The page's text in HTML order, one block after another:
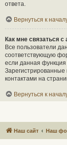
ответа.
Вернуться к
Как мне связаться
Все пользователи
соответствующую
если данная
Зарегистрированные
контактами на
Вернуться к
Наш сайт Наш